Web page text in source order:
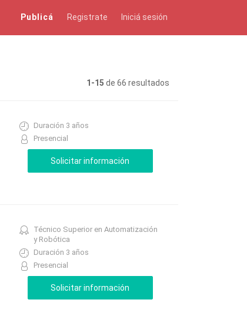
Publicá Registrate Iniciá sesión
1-15 de 66 resultados
Duración 3 años
Presencial
Técnico Superior en Automatización
y Robótica
Duración 3 años
Presencial